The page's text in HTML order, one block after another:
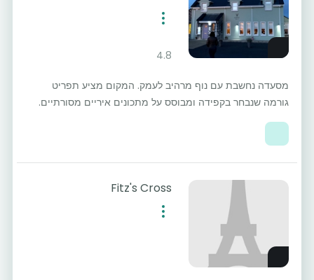
4.8
מסעדה נחשבת עם נוף מרהיב לעמק. המקום מציע תפריט
גורמה שנבחר בקפידה ומבוסס על מתכונים איריים מסורתיים.
Fitz's Cross